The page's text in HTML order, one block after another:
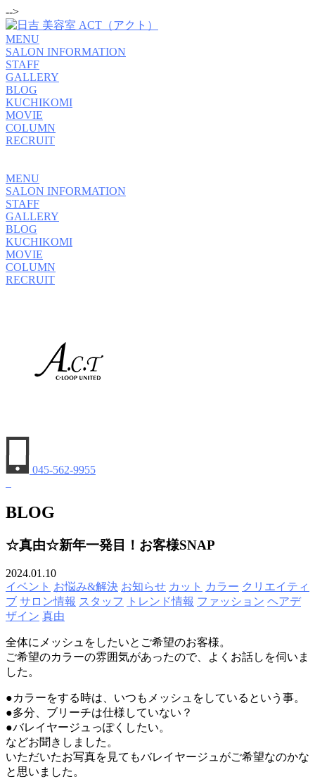
-->
MENU
SALON INFORMATION
STAFF
GALLERY
BLOG
KUCHIKOMI
MOVIE
COLUMN
RECRUIT
MENU
SALON INFORMATION
STAFF
GALLERY
BLOG
KUCHIKOMI
MOVIE
COLUMN
RECRUIT
045-562-9955
BLOG
☆真由☆新年一発目！お客様SNAP
2024.01.10
イベント お悩み&解決 お知らせ カット カラー クリエイティ
ブ サロン情報 スタッフ トレンド情報 ファッション ヘアデ
ザイン 真由
全体にメッシュをしたいとご希望のお客様。
ご希望のカラーの雰囲気があったので、よくお話しを伺いま
した。
●カラーをする時は、いつもメッシュをしているという事。
●多分、ブリーチは仕様していない？
●バレイヤージュっぽくしたい。
などお聞きしました。
いただいたお写真を見てもバレイヤージュがご希望なのかな
と思いました。